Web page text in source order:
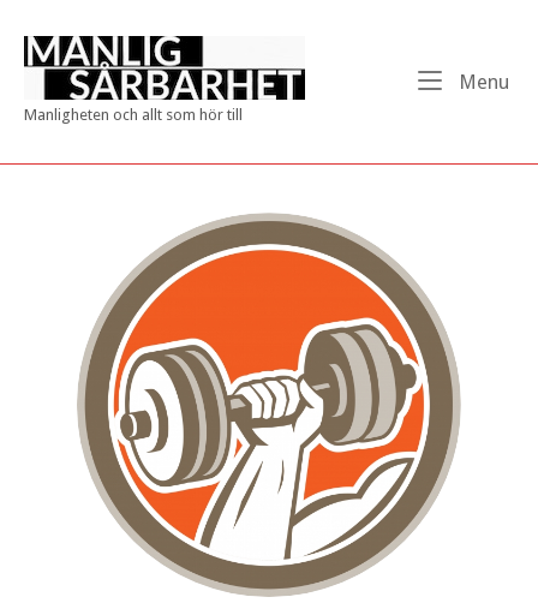
content
Home
Manligheten och allt som hör till
Menu